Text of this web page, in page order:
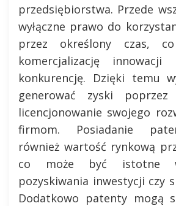
przedsiębiorstwa. Przede
wyłączne prawo do
przez określony czas,
komercjalizację
konkurencję. Dzięki temu
generować zyski
licencjonowanie swojego
firmom. Posiadanie
również wartość rynkową
co może być istotne
pozyskiwania inwestycji czy
Dodatkowo patenty mogą